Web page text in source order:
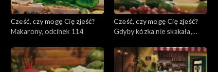
Cześć, czy mogę Cię zjeść?
Makarony, odcinek 114
Cześć, czy mogę Cię zjeść?
Gdyby kózka nie skakała,